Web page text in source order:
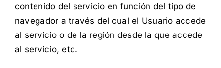
contenido del servicio en función del tipo de
navegador a través del cual el Usuario accede
al servicio o de la región desde la que accede
al servicio, etc.